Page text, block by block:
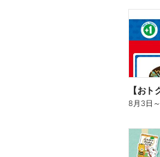
8月3日 ～